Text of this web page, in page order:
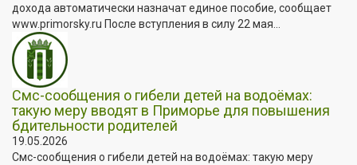
дохода автоматически назначат единое пособие, сообщает
www.primorsky.ru После вступления в силу 22 мая...
Смс-сообщения о гибели детей на водоёмах:
такую меру вводят в Приморье для повышения
бдительности родителей
19.05.2026
Смс-сообщения о гибели детей на водоёмах: такую меру